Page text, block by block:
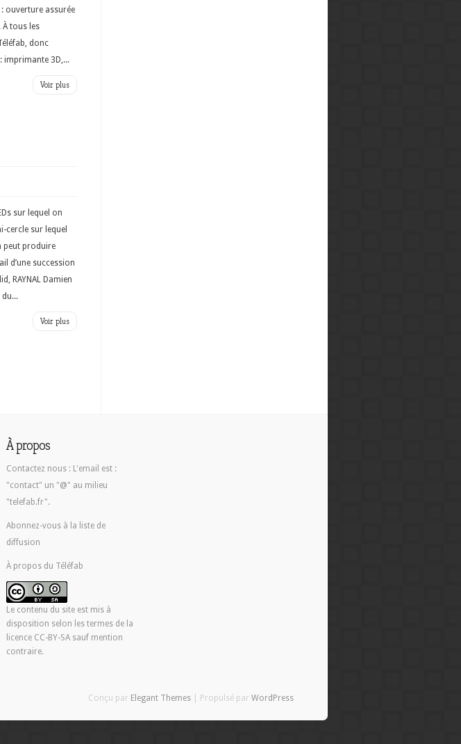
ouverture assurée
tous les
donc
imprimante 3D,...
Voir plus
sur lequel on
cercle sur lequel
peut produire
d’une succession
RAYNAL Damien
du...
Voir plus
À propos
Contactez nous : L'email est :
"contact" un "@" au milieu
"telefab.fr".
Abonnez-vous à la liste de
diffusion
À propos du Téléfab
Le contenu du site est mis à
disposition selon les termes de la
licence CC-BY-SA sauf mention
contraire.
Conçu par Elegant Themes | Propulsé par WordPress